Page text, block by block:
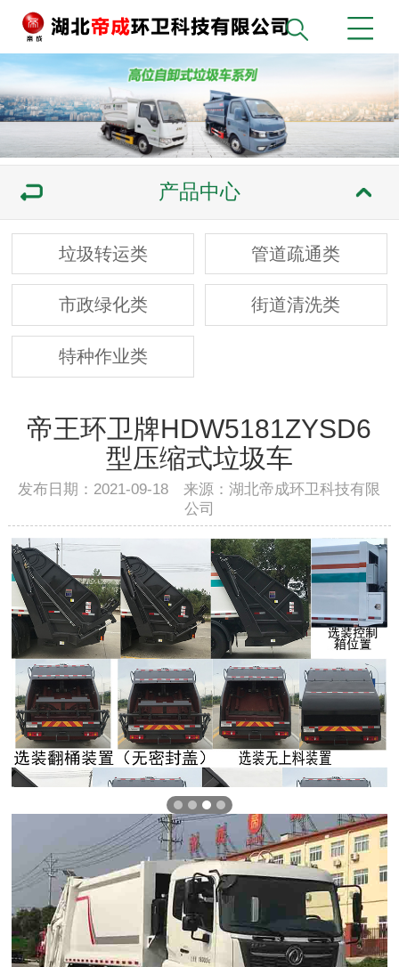
产品中心
垃圾转运类 管道疏通类
市政绿化类 街道清洗类
特种作业类
帝王环卫牌HDW5181ZYSD6
型压缩式垃圾车
发布日期：2021-09-18 来源：湖北帝成环卫科技有限
公司